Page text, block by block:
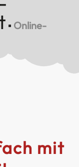
▪ Online-
mit